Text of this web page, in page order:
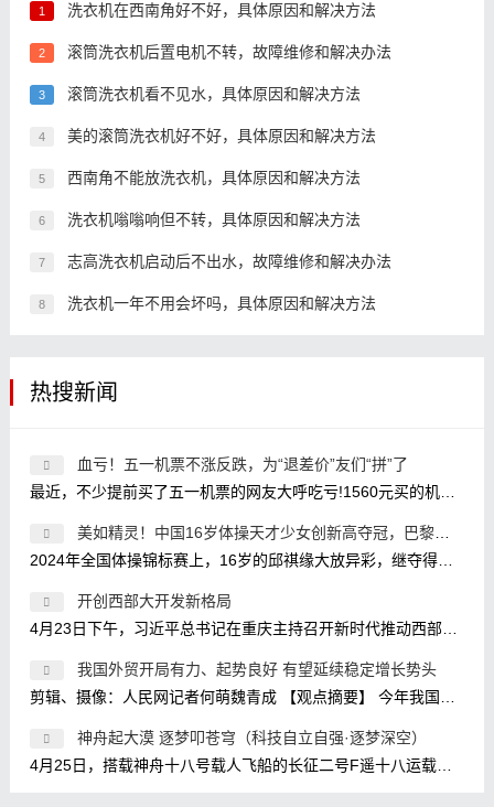
1 洗衣机在西南角好不好，具体原因和解决方法
2 滚筒洗衣机后置电机不转，故障维修和解决办法
3 滚筒洗衣机看不见水，具体原因和解决方法
4 美的滚筒洗衣机好不好，具体原因和解决方法
5 西南角不能放洗衣机，具体原因和解决方法
6 洗衣机嗡嗡响但不转，具体原因和解决方法
7 志高洗衣机启动后不出水，故障维修和解决办法
8 洗衣机一年不用会坏吗，具体原因和解决方法
热搜新闻
血亏！五一机票不涨反跌，为“退差价”友们“拼”了
最近，不少提前买了五一机票的网友大呼吃亏!1560元买的机票现在卖580元，关键是我3个人，意味着白送了3K;买的时候1800元，现在800元?我还两
美如精灵！中国16岁体操天才少女创新高夺冠，巴黎奥运冲金有
2024年全国体操锦标赛上，16岁的邱祺缘大放异彩，继夺得全能金牌之后，又在高低杠比赛中放大招，使用了目前高低杠比赛的最高难度7.2，
开创西部大开发新格局
4月23日下午，习近平总书记在重庆主持召开新时代推动西部大开发座谈会，强调进一步形成大保护、大开放、高质量发展新格局，提升区域
我国外贸开局有力、起势良好 有望延续稳定增长势头
神舟起大漠 逐梦叩苍穹（科技自立自强·逐梦深空）
4月25日，搭载神舟十八号载人飞船的长征二号F遥十八运载火箭点火发射。 新华社记者 连 振摄 1月29日，神舟十八号航天员乘组在核心舱模拟